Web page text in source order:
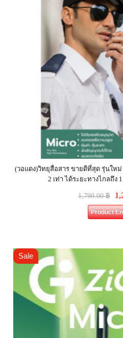
(วอแดง)วิทยุสื่อสาร ขายดีที่สุด รุ่นให
2 เท่า ได้ระยะทางไกลถึง
1,790.00฿
Product
Sale